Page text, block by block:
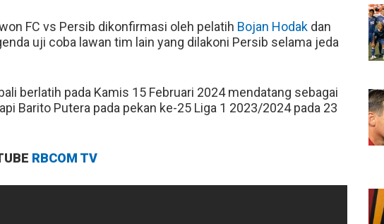
FC vs Persib dikonfirmasi oleh pelatih Bojan Hodak dan
uji coba lawan tim lain yang dilakoni Persib selama jeda
berlatih pada Kamis 15 Februari 2024 mendatang sebagai
Barito Putera pada pekan ke-25 Liga 1 2023/2024 pada 23
RBCOM TV